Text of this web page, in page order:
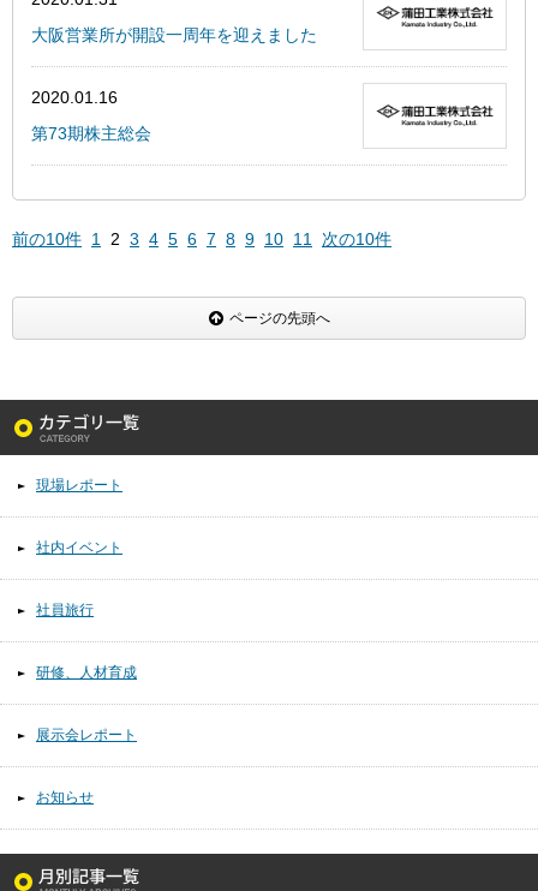
大阪営業所が開設一周年を迎えました
2020.01.16
第73期株主総会
前の10件 1 2 3 4 5 6 7 8 9 10 11 次の10件
ページの先頭へ
現場レポート
社内イベント
社員旅行
研修、人材育成
展示会レポート
お知らせ